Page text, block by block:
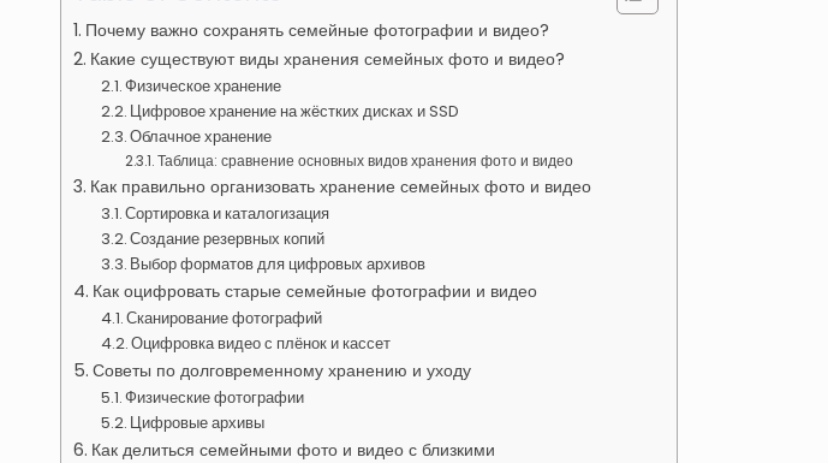
Почему важно сохранять семейные фотографии и видео?
Какие существуют виды хранения семейных фото и видео?
Физическое хранение
Цифровое хранение на жёстких дисках и SSD
Облачное хранение
Таблица: сравнение основных видов хранения фото и видео
Как правильно организовать хранение семейных фото и видео
Сортировка и каталогизация
Создание резервных копий
Выбор форматов для цифровых архивов
Как оцифровать старые семейные фотографии и видео
Сканирование фотографий
Оцифровка видео с плёнок и кассет
Советы по долговременному хранению и уходу
Физические фотографии
Цифровые архивы
Как делиться семейными фото и видео с близкими